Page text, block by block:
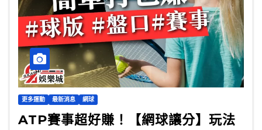
更多運動 最新消息 網球
ATP賽事超好賺！【網球讓分】玩法